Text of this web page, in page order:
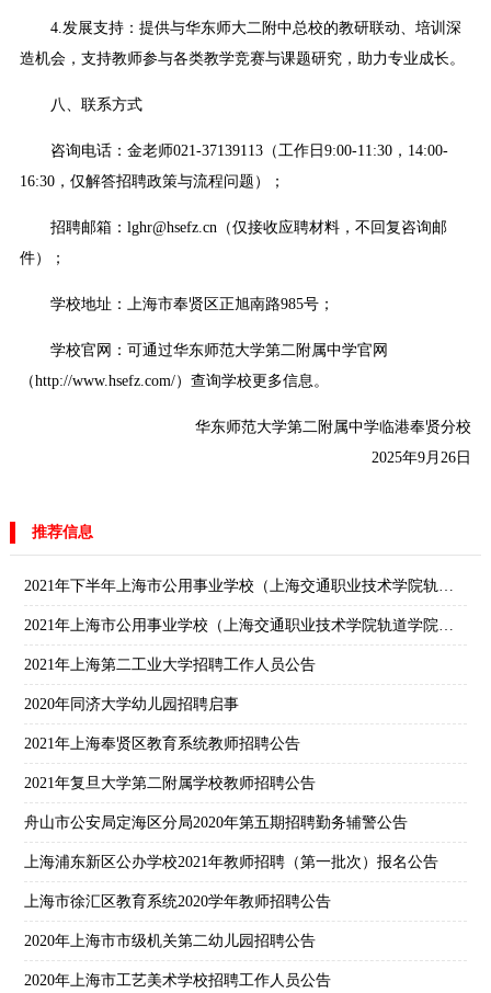
4.发展支持：提供与华东师大二附中总校的教研联动、培训深
造机会，支持教师参与各类教学竞赛与课题研究，助力专业成长。
八、联系方式
咨询电话：金老师021-37139113（工作日9:00-11:30，14:00-
16:30，仅解答招聘政策与流程问题）；
招聘邮箱：lghr@hsefz.cn（仅接收应聘材料，不回复咨询邮
件）；
学校地址：上海市奉贤区正旭南路985号；
学校官网：可通过华东师范大学第二附属中学官网
（http://www.hsefz.com/）查询学校更多信息。
华东师范大学第二附属中学临港奉贤分校
2025年9月26日
推荐信息
2021年下半年上海市公用事业学校（上海交通职业技术学院轨道学院）教师招聘公告
2021年上海市公用事业学校（上海交通职业技术学院轨道学院）招聘教师公告
2021年上海第二工业大学招聘工作人员公告
2020年同济大学幼儿园招聘启事
2021年上海奉贤区教育系统教师招聘公告
2021年复旦大学第二附属学校教师招聘公告
舟山市公安局定海区分局2020年第五期招聘勤务辅警公告
上海浦东新区公办学校2021年教师招聘（第一批次）报名公告
上海市徐汇区教育系统2020学年教师招聘公告
2020年上海市市级机关第二幼儿园招聘公告
2020年上海市工艺美术学校招聘工作人员公告